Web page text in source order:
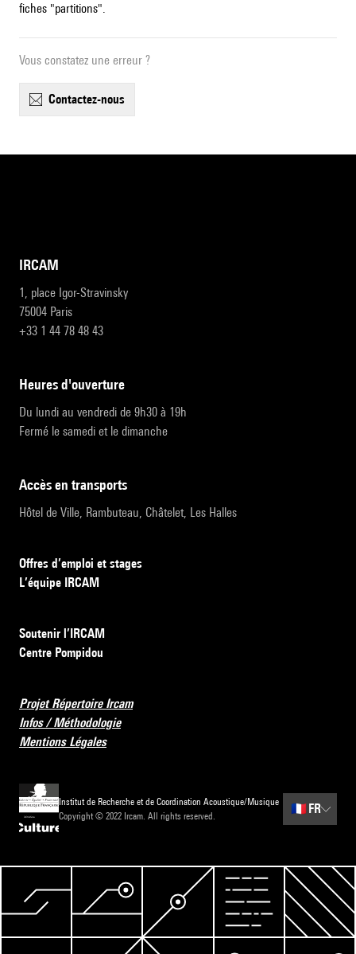
fiches "partitions".
Vous constatez une erreur ?
contactez-nous
IRCAM
1, place Igor-Stravinsky
75004 Paris
+33 1 44 78 48 43
heures d'ouverture
Du lundi au vendredi de 9h30 à 19h
Fermé le samedi et le dimanche
accès en transports
Hôtel de Ville, Rambuteau, Châtelet, Les Halles
Offres d’emploi et stages
L’équipe IRCAM
Soutenir l’IRCAM
Centre Pompidou
Projet Répertoire Ircam
Infos / Méthodologie
Mentions Légales
Institut de Recherche et de Coordination Acoustique/Musique
Copyright © 2022 Ircam. All rights reserved.
🇫🇷 FR